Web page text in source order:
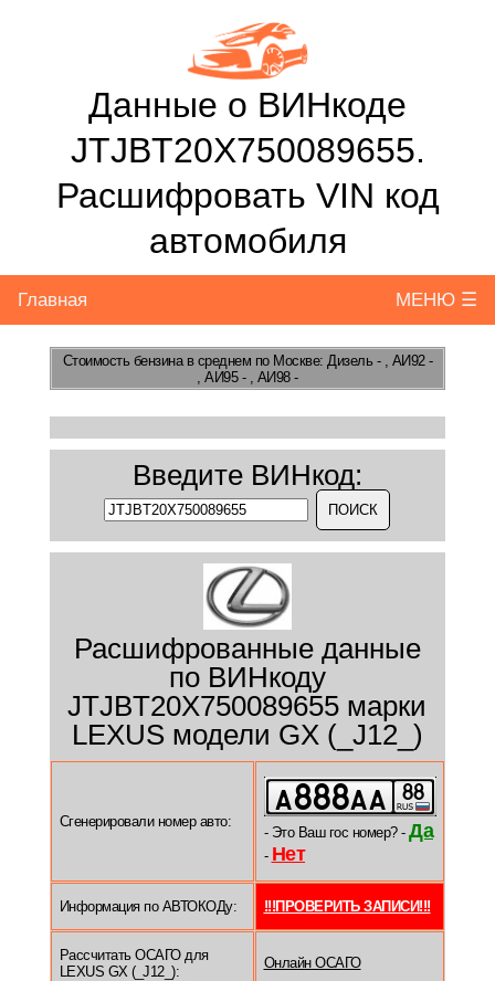
Данные о ВИНкоде
JTJBT20X750089655.
Расшифровать VIN код
автомобиля
Главная МЕНЮ ☰
Стоимость бензинав среднем по Москве: Дизель - , АИ92 -
, АИ95 - , АИ98 -
Введите ВИНкод:
Расшифрованные данные
по ВИНкоду
JTJBT20X750089655 марки
LEXUS модели GX (_J12_)
Сгенерировали номер авто:
- Это Ваш гос номер? - Да
- Нет
Информация по АВТОКОДу: !!!ПРОВЕРИТЬ ЗАПИСИ!!!
Рассчитать ОСАГО для
LEXUS GX (_J12_):
Онлайн ОСАГО